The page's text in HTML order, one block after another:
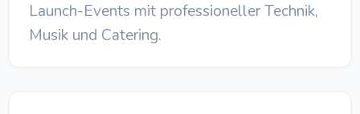
Launch-Events mit professioneller Technik,
Musik und Catering.